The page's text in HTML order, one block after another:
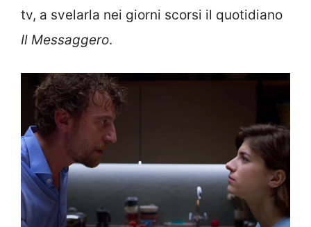
tv, a svelarla nei giorni scorsi il quotidiano
Il Messaggero.